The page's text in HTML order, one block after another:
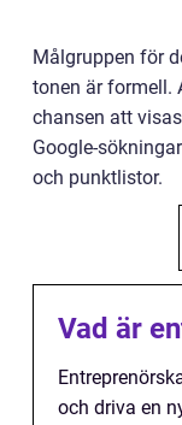
Målgruppen för
tonen är formell.
chansen att
Google-
och punktlistor.
Vad är
och driva en